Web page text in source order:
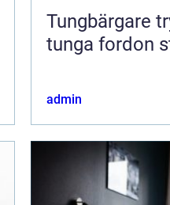
Tungbärgare trygg hjälp när
tunga fordon
admin